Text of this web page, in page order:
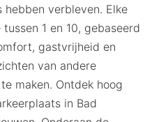
hebben verbleven. Elke
1 en 10, gebaseerd
gastvrijheid en
van andere
maken. Ontdek hoog
in Bad